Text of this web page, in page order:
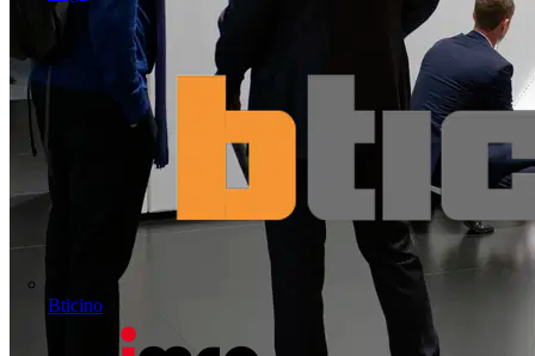
Bticino